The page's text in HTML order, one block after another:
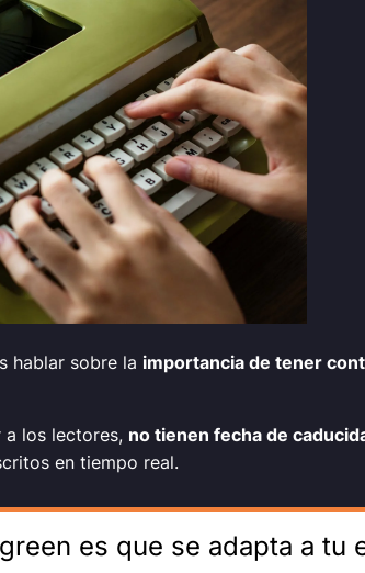
hablar sobre la importancia de tener
a los lectores, no tienen fecha de
en tiempo real.
es que se adapta a